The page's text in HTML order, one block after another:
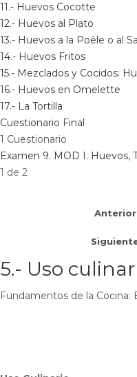
11.- Huevos Cocotte
12.- Huevos al Plato
13.- Huevos a la Poêle o al
14.- Huevos Fritos
15.- Mezclados y Cocidos:
16.- Huevos en Omelette
17.- La Tortilla
Cuestionario Final
1 Cuestionario
Examen 9. MOD I. Huevos,
1 de 2
5.- Uso
Fundamentos de la Cocina: